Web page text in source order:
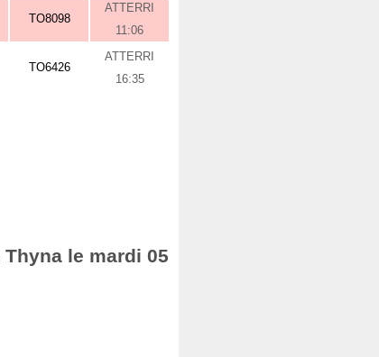
TO8098
ATTERRI
11:06
TO6426
ATTERRI
16:35
le mardi 05